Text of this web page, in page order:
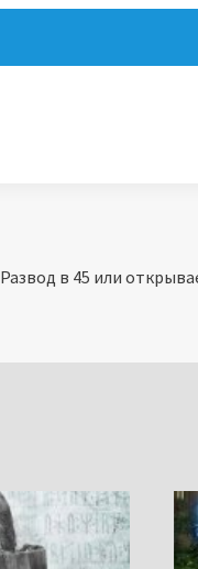
Развод в 45 или